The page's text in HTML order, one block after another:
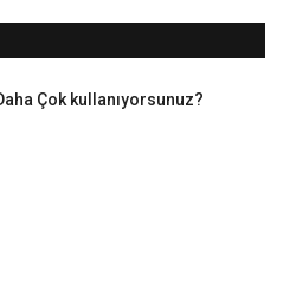
Çok kullanıyorsunuz?